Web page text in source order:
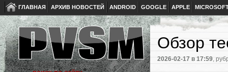
ГЛАВНАЯ АРХИВ НОВОСТЕЙ ANDROID GOOGLE APPLE
Обзор
2026-02-17 в 17:59,